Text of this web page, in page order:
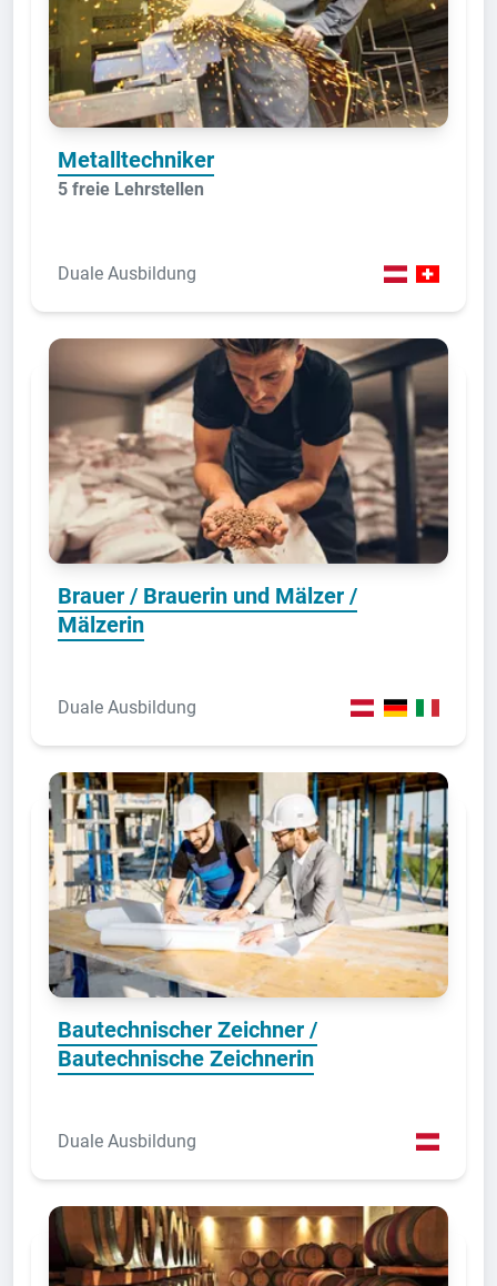
Metalltechniker
5 freie Lehrstellen
Duale Ausbildung
Brauer / Brauerin und Mälzer /
Mälzerin
Duale Ausbildung
Bautechnischer Zeichner /
Bautechnische Zeichnerin
Duale Ausbildung